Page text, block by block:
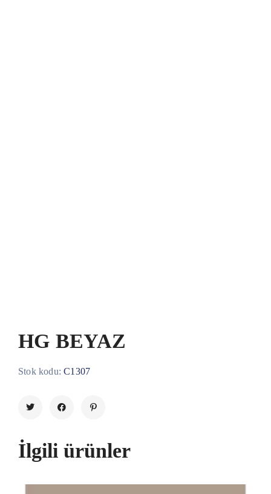
HG BEYAZ
Stok kodu:C1307
İlgili ürünler